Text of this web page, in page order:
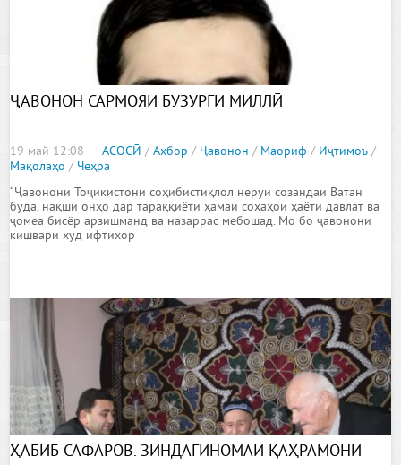
ҶАВОНОН САРМОЯИ БУЗУРГИ МИЛЛӢ
19 май 12:08 АСОСӢ /Ахбор / Ҷавонон / Маориф / Иҷтимоъ /
Мақолаҳо / Чеҳра
“Ҷавонони Тоҷикистони соҳибистиқлол неруи созандаи Ватан
буда, нақши онҳо дар тараққиёти ҳамаи соҳаҳои ҳаёти давлат ва
ҷомеа бисёр арзишманд ва назаррас мебошад. Мо бо ҷавонони
кишвари худ ифтихор
ҲАБИБ САФАРОВ. ЗИНДАГИНОМАИ ҚАҲРАМОНИ